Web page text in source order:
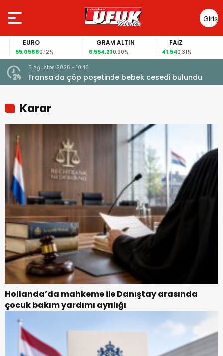
Giriş
Yap
EURO
55,05880,12%
GRAM ALTIN
6.554,230,90%
FAİZ
41,540,31%
5 Ağustos 2026 - 10:46
Fransa’da çöp poşetinde bebek cesedi bulundu
Karar
Hollanda’da mahkeme ile Danıştay arasında
çocuk bakım yardımı ayrılığı